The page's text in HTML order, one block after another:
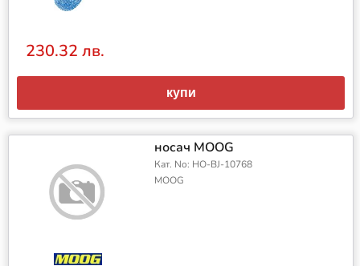
230.32 лв.
купи
носач MOOG
Кат. No: HO-BJ-10768
MOOG